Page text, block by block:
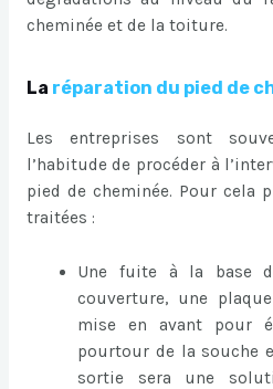
cheminée et de la toiture.
La réparation du pied de
Les entreprises sont
l’habitude de procéder à
pied de cheminée. Pour cela
traitées :
Une fuite à la base
couverture, une
mise en avant pour
pourtour de la souche
sortie sera une